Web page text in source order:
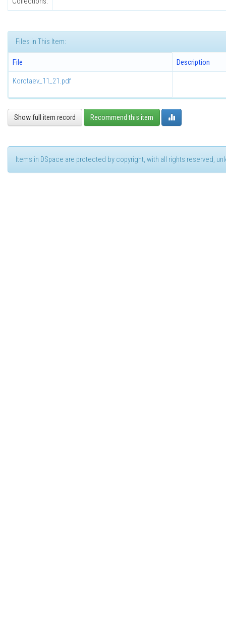
Files in This Item:
File Description
Korotaev_11_21.pdf
Show full item record Recommend this item
Items in DSpace are protected by copyright, with all rights reserved,